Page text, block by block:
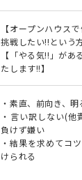
【オープンハウス
挑戦したい!!という方
【「やる気!!」が
たします!!】
・素直、前向き、
・言い訳しない(他
負けず嫌い
・結果を求めてコ
けられる